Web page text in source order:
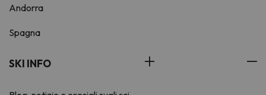
Andorra
Spagna
SKI INFO